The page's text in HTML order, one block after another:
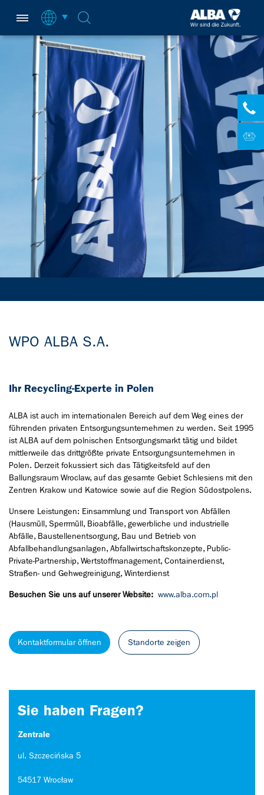
WPO ALBA S.A.
Ihr Recycling-Experte in Polen
ALBA ist auch im internationalen Bereich auf dem Weg eines der
führenden privaten Entsorgungsunternehmen zu werden. Seit 1995
ist ALBA auf dem polnischen Entsorgungsmarkt tätig und bildet
mittlerweile das drittgrößte private Entsorgungsunternehmen in
Polen. Derzeit fokussiert sich das Tätigkeitsfeld auf den
Ballungsraum Wroclaw, auf das gesamte Gebiet Schlesiens mit den
Zentren Krakow und Katowice sowie auf die Region Südostpolens.
Unsere Leistungen: Einsammlung und Transport von Abfällen
(Hausmüll, Sperrmüll, Bioabfälle, gewerbliche und industrielle
Abfälle, Baustellenentsorgung, Bau und Betrieb von
Abfallbehandlungsanlagen, Abfallwirtschaftskonzepte, Public-
Private-Partnership, Wertstoffmanagement, Containerdienst,
Straßen- und Gehwegreinigung, Winterdienst
Besuchen Sie uns auf unserer Website: www.alba.com.pl
Kontaktformular öffnen Standorte zeigen
Sie haben Fragen?
Zentrale
ul. Szczecińska 5
54517 Wrocław